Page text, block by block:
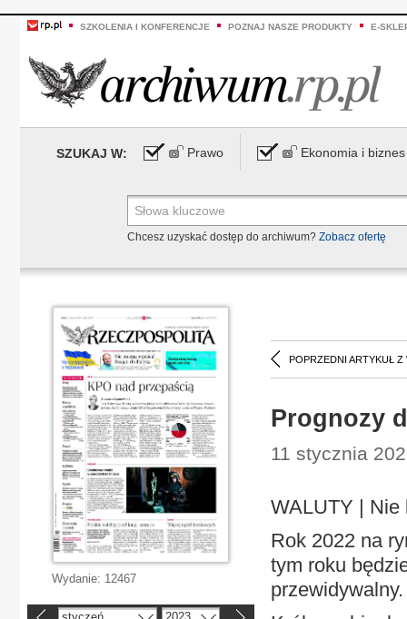
SZKOLENIA I KONFERENCJE POZNAJ NASZE PRODUKTY E-
SZUKAJ W: Prawo Ekonomia i biznes
Chcesz uzyskać dostęp do archiwum? Zobacz ofertę
POPRZEDNI ARTYKUŁ Z
Prognozy
11 stycznia
WALUTY | Nie
Rok 2022 na
tym roku
przewidywalny.
Wydanie: 12467